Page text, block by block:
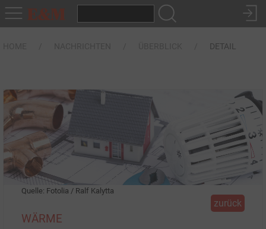
DETAIL
Quelle: Fotolia / Ralf Kalytta
zurück
WÄRME